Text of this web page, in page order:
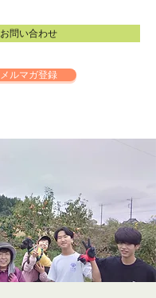
お問い合わせ
メルマガ登録